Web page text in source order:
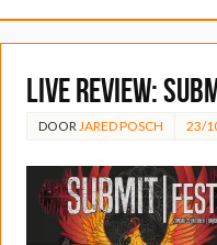
LIVE REVIEW:
DOOR JARED POSCH 23/